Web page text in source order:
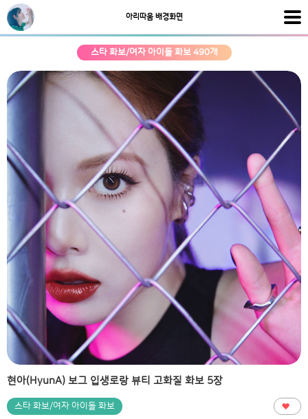
아리따움 배경화면
스타 화보/여자 아이돌 화보 490개
현아(HyunA) 보그 입생로랑 뷰티 고화질 화보 5장
스타 화보/여자 아이돌 화보